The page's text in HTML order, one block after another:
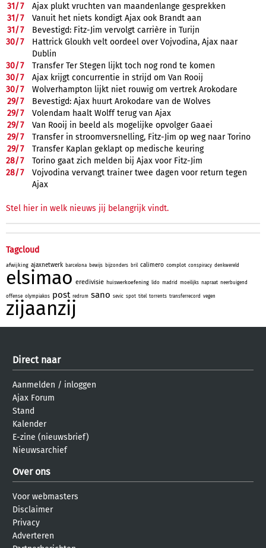
31/7
Ajax plukt vruchten van maandenlange gesprekken
31/7
Vanuit het niets kondigt Ajax ook Brandt aan
31/7
Bevestigd: Fitz-Jim vervolgt carrière in Turijn
30/7
Hattrick Gloukh velt oordeel over Vojvodina, Ajax naar
Dublin
30/7
Transfer Ter Stegen lijkt toch nog rond te komen
30/7
Ajax krijgt concurrentie in strijd om Van Rooij
30/7
Wolverhampton lijkt niet rouwig om vertrek Arokodare
29/7
Bevestigd: Ajax huurt Arokodare van de Wolves
29/7
Volendam haalt Wolff terug van Ajax
29/7
Van Rooij in beeld als mogelijke opvolger Gaaei
29/7
Transfer in stroomversnelling, Fitz-Jim op weg naar Torino
29/7
Transfer Kaplan geklapt op medische keuring
28/7
Torino gaat zich melden bij Ajax voor Fitz-Jim
28/7
Vojvodina vervangt trainer twee dagen voor return tegen
Ajax
Stel hier in welk nieuws jij belangrijk vindt.
Tagcloud
afwijking ajaxnetwerk barcelona bewijs bijzonders bril calimero complot conspiracy denkwereld
elsimao eredivisie huiswerkoefening lido madrid moeilijks napraat neerbuigend
offense olympiakos post redrum sano sevic spot titel torrents transferrecord vegen
zijaanzij
Direct naar
Aanmelden / inloggen
Ajax Forum
Stand
Kalender
E-zine (nieuwsbrief)
Nieuwsarchief
Over ons
Voor webmasters
Disclaimer
Privacy
Adverteren